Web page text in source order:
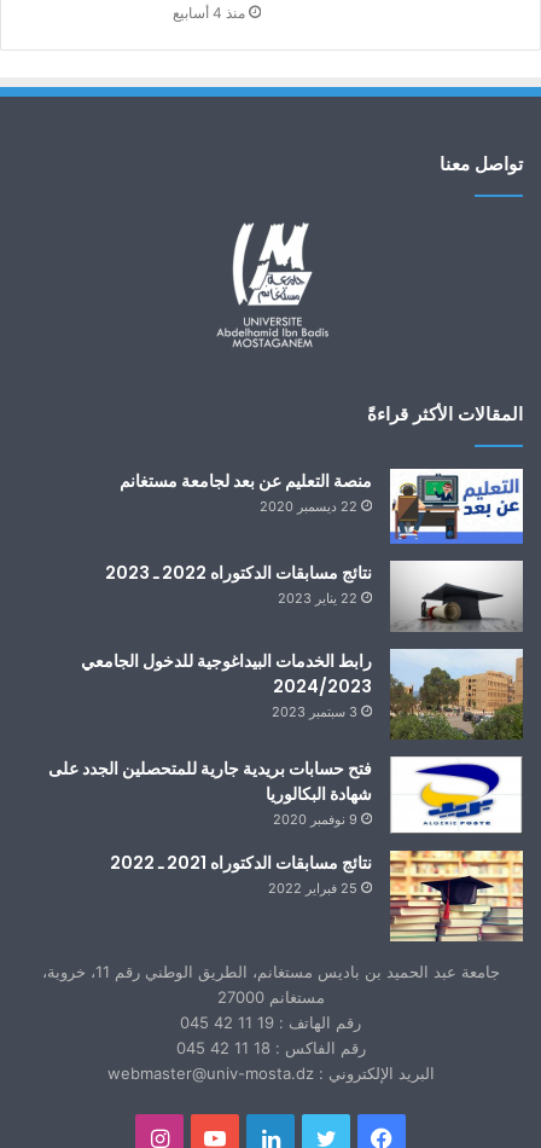
منذ 4 أسابيع
تواصل معنا
المقالات الأكثر قراءةً
منصة التعليم عن بعد لجامعة مستغانم
22 ديسمبر 2020
نتائج مسابقات الدكتوراه 2022 ـ 2023
22 يناير 2023
رابط الخدمات البيداغوجية للدخول الجامعي
2024/2023
3 سبتمبر 2023
فتح حسابات بريدية جارية للمتحصلين الجدد على
شهادة البكالوريا
9 نوفمبر 2020
نتائج مسابقات الدكتوراه 2021 ـ 2022
25 فبراير 2022
جامعة عبد الحميد بن باديس مستغانم، الطريق الوطني رقم 11، خروبة،
مستغانم 27000
رقم الهاتف : 19 11 42 045
رقم الفاكس : 18 11 42 045
البريد الإلكتروني : webmaster@univ-mosta.dz
فيسبوك تويتر لينكدإنيوتيوبانستقرام